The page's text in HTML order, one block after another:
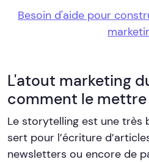
Besoin d'aide pour
L'atout marketing
comment le
Le storytelling est une très
sert pour l’écriture
newsletters ou encore de